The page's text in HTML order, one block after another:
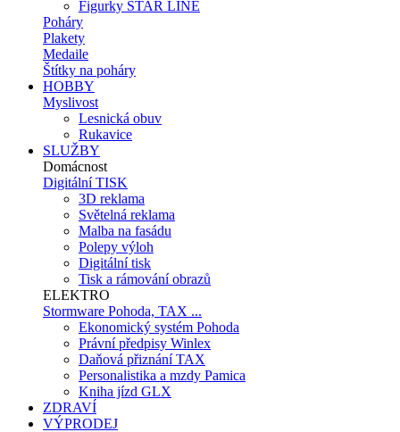
Figurky STAR LINE
Poháry
Plakety
Medaile
Štítky na poháry
HOBBY
Myslivost
Lesnická obuv
Rukavice
SLUŽBY
Domácnost
Digitální TISK
3D reklama
Světelná reklama
Malba na fasádu
Polepy výloh
Digitální tisk
Tisk a rámování obrazů
ELEKTRO
Stormware Pohoda, TAX ...
Ekonomický systém Pohoda
Právní předpisy Winlex
Daňová přiznání TAX
Personalistika a mzdy Pamica
Kniha jízd GLX
ZDRAVÍ
VÝPRODEJ